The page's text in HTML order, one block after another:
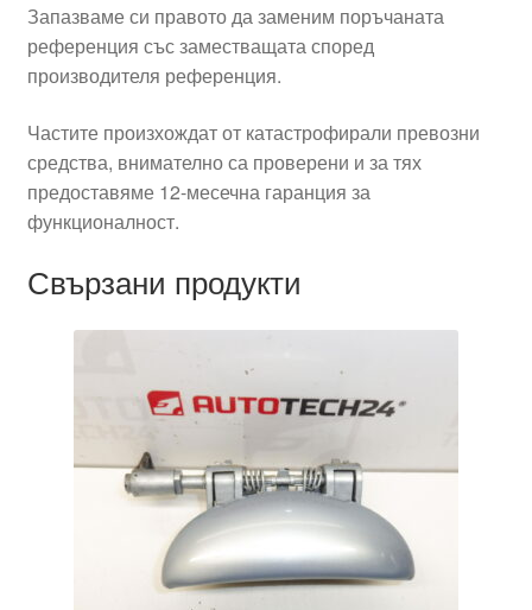
Запазваме си правото да заменим поръчаната
референция със заместващата според
производителя референция.
Частите произхождат от катастрофирали превозни
средства, внимателно са проверени и за тях
предоставяме 12-месечна гаранция за
функционалност.
Свързани продукти